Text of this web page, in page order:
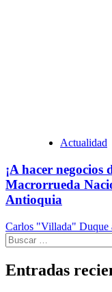
Actualidad
¡A hacer negocios
Macrorrueda
Antioquia
Carlos "Villada" Duque
Buscar:
Entradas